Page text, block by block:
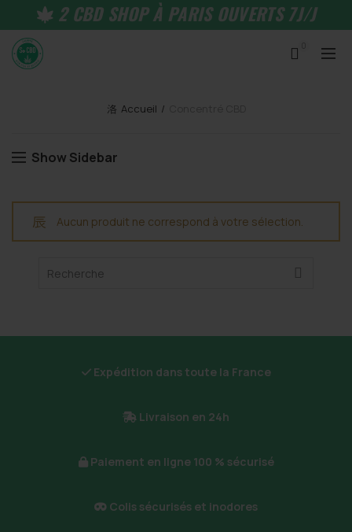
2 CBD SHOP À PARIS OUVERTS 7J/J
Accueil
Show Sidebar
Aucun produit ne correspond à votre sélection.
for:
Expédition dans toute la France
Livraison en 24h
Paiement en ligne 100 % sécurisé
Colis sécurisés et inodores